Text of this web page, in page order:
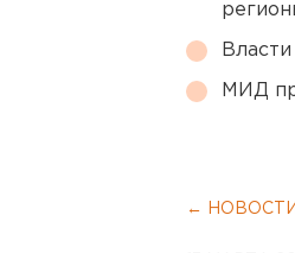
МИД
← НОВОСТИ